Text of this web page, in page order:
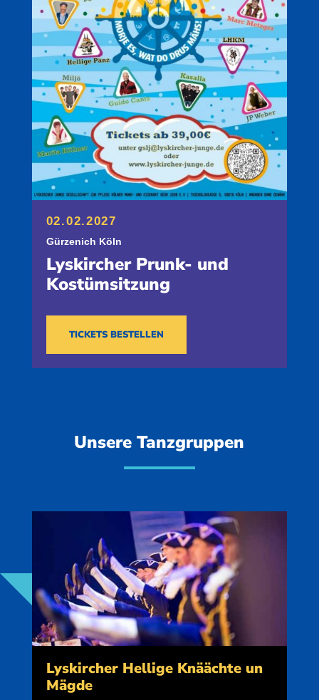
02.02.2027
Gürzenich Köln
Lyskircher Prunk- und
Kostümsitzung
TICKETS BESTELLEN
Unsere Tanzgruppen
Lyskircher Hellige Knäächte un
Mägde